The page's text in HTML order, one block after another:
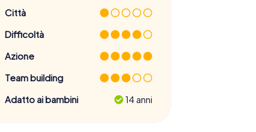
Città
Difficoltà
Azione
Team building
Adatto ai bambini
14 anni